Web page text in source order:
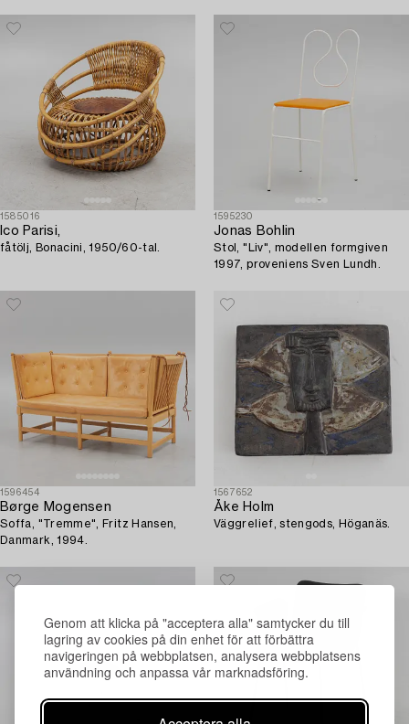
Genom att klicka på "acceptera alla" samtycker du till
lagring av cookies på din enhet för att förbättra
navigeringen på webbplatsen, analysera webbplatsens
användning och anpassa vår marknadsföring.
1585016
Ico Parisi,
fåtölj, Bonacini, 1950/60-tal.
1595230
Jonas Bohlin
Stol, "Liv", modellen formgiven
1997, proveniens Sven Lundh.
1596454
Børge Mogensen
Soffa, "Tremme", Fritz Hansen,
Danmark, 1994.
1567652
Åke Holm
Väggrelief, stengods, Höganäs.